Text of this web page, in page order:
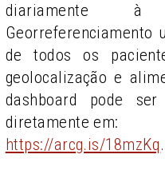
diariamente à
Georreferenciamento
de todos os
geolocalização e
dashboard pode ser
diretamente em:
https://arcg.is/18mzKq.